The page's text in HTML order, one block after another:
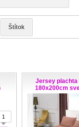
Štítok
Jersey plachta
180x200cm